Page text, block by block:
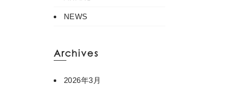
NEWS
Archives
2026年3月